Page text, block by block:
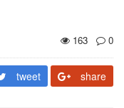
163
0
tweet share